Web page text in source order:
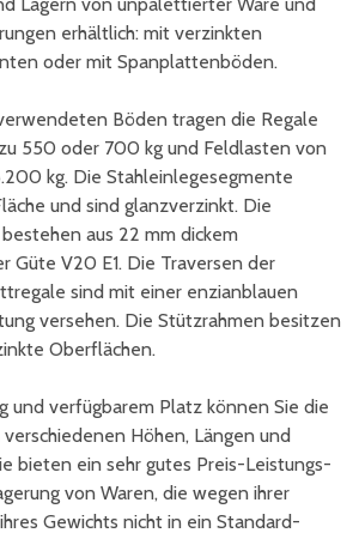
erhältlich: mit verzinkten
oder mit Spanplattenböden.
Böden tragen die Regale
550 oder 700 kg und Feldlasten von
kg. Die Stahleinlegesegmente
und sind glanzverzinkt. Die
aus 22 mm dickem
Güte V20 E1. Die Traversen der
sind mit einer enzianblauen
versehen. Die Stützrahmen besitzen
Oberflächen.
und verfügbarem Platz können Sie die
Höhen, Längen und
bieten ein sehr gutes Preis-Leistungs-
von Waren, die wegen ihrer
Gewichts nicht in ein Standard-